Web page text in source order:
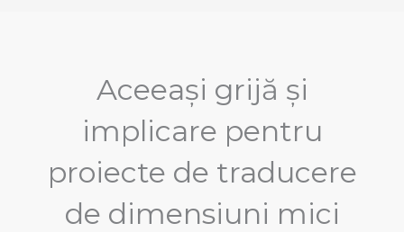
Aceeaşi grijă şi
implicare pentru
proiecte de traducere
de dimensiuni mici